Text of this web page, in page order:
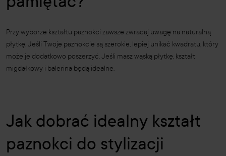
Przy wyborze kształtu paznokci zawsze zwracaj uwagę na naturalną
płytkę. Jeśli Twoje paznokcie są szerokie, lepiej unikać kwadratu, który
może je dodatkowo poszerzyć. Jeśli masz wąską płytkę, kształt
migdałkowy i balerina będą idealne.
Jak dobrać idealny kształt
paznokci do stylizacji